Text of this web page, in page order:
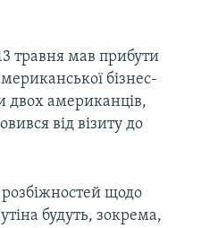
травня мав прибути
бізнес-
двох американців,
від візиту до
щодо
будуть, зокрема,